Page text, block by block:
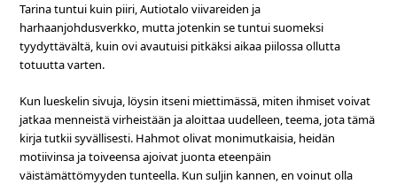
Tarina tuntui kuin piiri, Autiotalo viivareiden ja
harhaanjohdusverkko, mutta jotenkin se tuntui suomeksi
tyydyttävältä, kuin ovi avautuisi pitkäksi aikaa piilossa ollutta
totuutta varten.
Kun lueskelin sivuja, löysin itseni miettimässä, miten ihmiset voivat
jatkaa menneistä virheistään ja aloittaa uudelleen, teema, jota tämä
kirja tutkii syvällisesti. Hahmot olivat monimutkaisia, heidän
motiivinsa ja toiveensa ajoivat juonta eteenpäin
väistämättömyyden tunteella. Kun suljin kannen, en voinut olla